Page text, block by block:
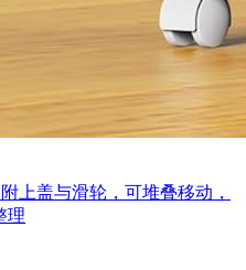
上盖与滑轮，可堆叠移动，
理